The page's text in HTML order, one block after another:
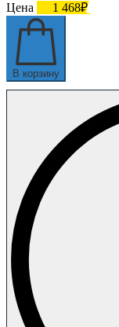
Цена
1 468₽
В корзину